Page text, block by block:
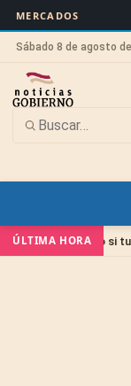
MERCADOS
Sábado 8 de agosto
ÚLTIMA HORA
si tu banco